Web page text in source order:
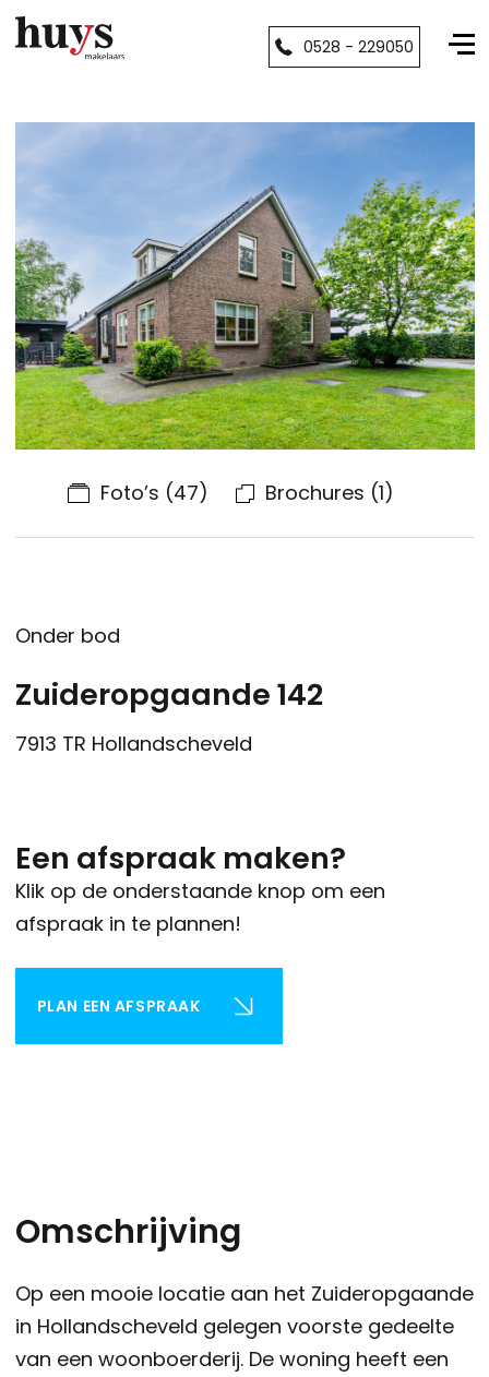
0528 - 229050
Foto’s (47) Brochures (1)
Onder bod
Zuideropgaande 142
7913 TR Hollandscheveld
Een afspraak maken?
Klik op de onderstaande knop om een
afspraak in te plannen!
PLAN EEN AFSPRAAK
Omschrijving
Op een mooie locatie aan het Zuideropgaande
in Hollandscheveld gelegen voorste gedeelte
van een woonboerderij. De woning heeft een